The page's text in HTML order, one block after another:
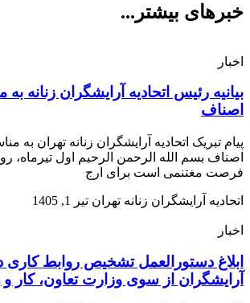
خبرهای بیشتر...
اخبار
بیانیه رئیس اتحادیه آرایشگران زنانه
اصناف
پیام تبریک اتحادیه آرایشگران زنانه تهران به
اصناف بسم الله الرحمن الرحیم اول تیرماه،
فرصت مغتنمی است برای ارج
اتحادیه آرایشگران زنانه تهران تیر 1, 1405
اخبار
ابلاغ دستورالعمل تشخیص روابط
آرایشگران از سوی وزارت تعاون، کار